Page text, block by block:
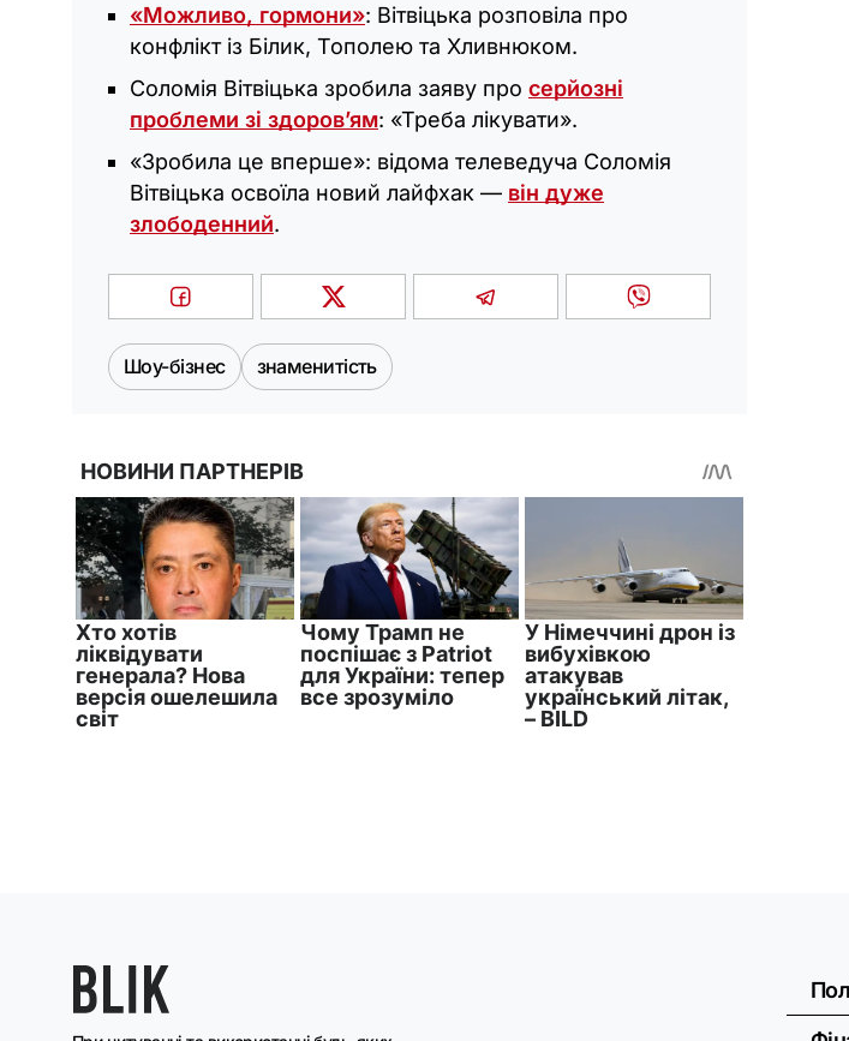
«Можливо, гормони»: Вітвіцька розповіла про
конфлікт із Білик, Тополею та Хливнюком.
Соломія Вітвіцька зробила заяву про серйозні
проблеми зі здоров’ям: «Треба лікувати».
«Зробила це вперше»: відома телеведуча Соломія
Вітвіцька освоїла новий лайфхак — він дуже
злободенний.
Шоу-бізнес знаменитість